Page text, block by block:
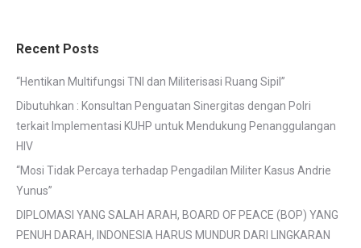
Recent Posts
“Hentikan Multifungsi TNI dan Militerisasi Ruang Sipil”
Dibutuhkan : Konsultan Penguatan Sinergitas dengan Polri
terkait Implementasi KUHP untuk Mendukung Penanggulangan
HIV
“Mosi Tidak Percaya terhadap Pengadilan Militer Kasus Andrie
Yunus”
DIPLOMASI YANG SALAH ARAH, BOARD OF PEACE (BOP) YANG
PENUH DARAH, INDONESIA HARUS MUNDUR DARI LINGKARAN